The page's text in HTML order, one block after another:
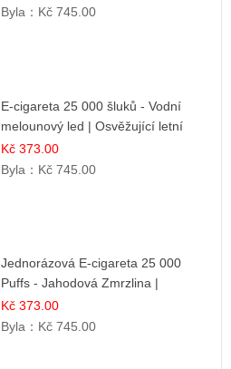
Byla： Kč 745.00
E-cigareta 25 000 šluků - Vodní
melounový led | Osvěžující letní
příchuť
Kč 373.00
Byla： Kč 745.00
Jednorázová E-cigareta 25 000
Puffs - Jahodová Zmrzlina |
Krémová sladká příchuť
Kč 373.00
Byla： Kč 745.00